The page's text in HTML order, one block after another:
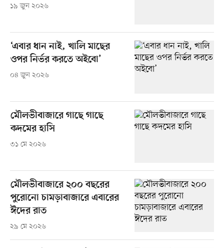
১৯ জুন ২০২৬
‘এবার ধান নাই, খালি মাছের
ওপর নির্ভর করতে অইবো’
০৪ জুন ২০২৬
মৌলভীবাজারে গাছে গাছে
কদমের হাসি
৩১ মে ২০২৬
মৌলভীবাজারে ২০০ বছরের
পুরোনো চামড়াবাজারে এবারের
ঈদের রাত
২৯ মে ২০২৬